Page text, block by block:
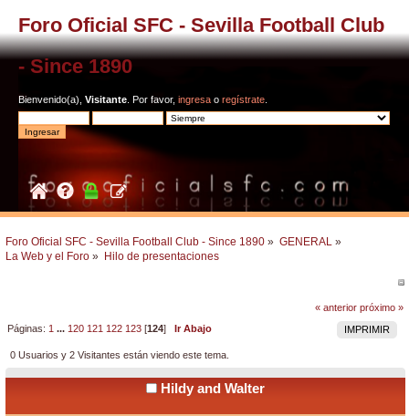
Foro Oficial SFC - Sevilla Football Club
- Since 1890
Bienvenido(a), Visitante . Por favor, ingresa o regístrate
Foro Oficial SFC - Sevilla Football Club - Since 1890 » GENERAL »
La Web y el Foro » Hilo de presentaciones
« anterior próximo »
IMPRIMIR
Páginas: 1 ... 120 121 122 123 [124]Ir Abajo
0 Usuarios y 2 Visitantes están viendo este tema.
Hildy and Walter